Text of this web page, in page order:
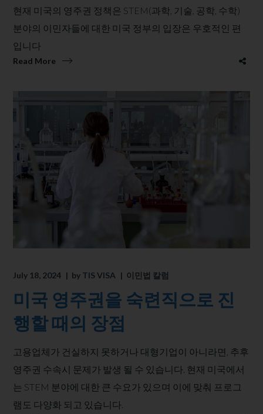
현재 미국의 영주권 정책은 STEM(과학, 기술, 공학, 수학)
분야의 이민자들에 대한 미국 정부의 입장은 우호적인 편
입니다
Read More
July 18, 2024 by TIS VISA 이민법 칼럼
미국 영주권을 숙련직으로 진
행할 때의 장점
고용업체가 건실하지 못하거나 대형기업이 아니라면, 추후
영주권 수속시 문제가 발생 될 수 있습니다. 현재 미국에서
는 STEM 분야에 대한 큰 수요가 있으며 이에 맞춰 프로그
램도 다양화 되고 있습니다.